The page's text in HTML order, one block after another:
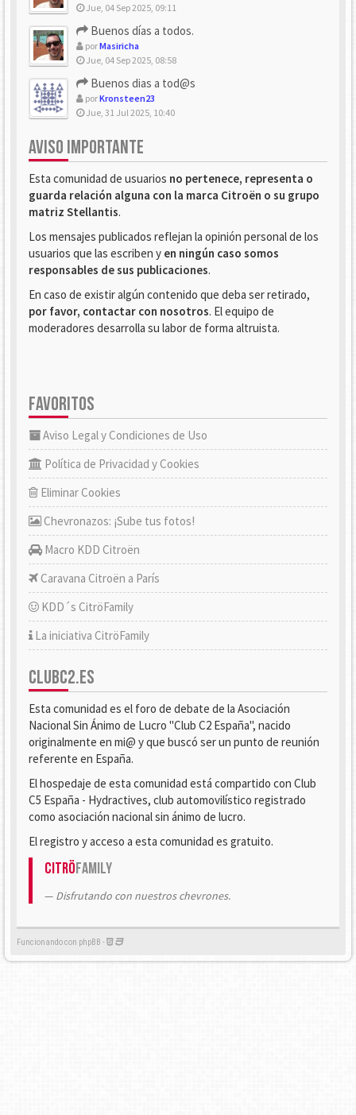
Jue, 04 Sep 2025, 09:11
Buenos días a todos.
porMasiricha
Jue, 04 Sep 2025, 08:58
Buenos dias a tod@s
porKronsteen23
Jue, 31 Jul 2025, 10:40
AVISO IMPORTANTE
Esta comunidad de usuarios no pertenece, representa o
guarda relación alguna con la marca Citroën o su grupo
matriz Stellantis.
Los mensajes publicados reflejan la opinión personal de los
usuarios que las escriben y en ningún caso somos
responsables de sus publicaciones.
En caso de existir algún contenido que deba ser retirado,
por favor, contactar con nosotros. El equipo de
moderadores desarrolla su labor de forma altruista.
FAVORITOS
Aviso Legal y Condiciones de Uso
Política de Privacidad y Cookies
Eliminar Cookies
Chevronazos: ¡Sube tus fotos!
Macro KDD Citroën
Caravana Citroën a París
KDD´s CitröFamily
La iniciativa CitröFamily
CLUBC2.ES
Esta comunidad es el foro de debate de la Asociación
Nacional Sin Ánimo de Lucro "Club C2 España", nacido
originalmente en mi@ y que buscó ser un punto de reunión
referente en España.
El hospedaje de esta comunidad está compartido con Club
C5 España - Hydractives, club automovilístico registrado
como asociación nacional sin ánimo de lucro.
El registro y acceso a esta comunidad es gratuito.
CitröFamily
Disfrutando con nuestros chevrones.
Funcionando con phpBB -